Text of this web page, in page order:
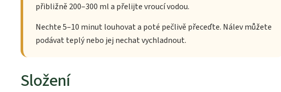
přibližně 200–300 ml a přelijte vroucí vodou.
Nechte 5–10 minut louhovat a poté pečlivě přeceďte. Nálev můžete
podávat teplý nebo jej nechat vychladnout.
Složení